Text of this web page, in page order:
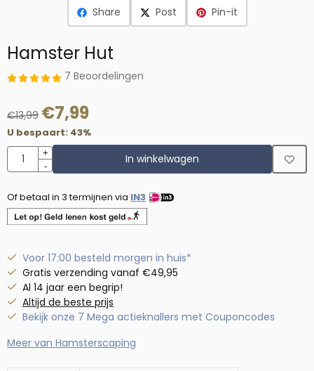
Share Post Pin-it
Hamster Hut
7 Beoordelingen
€13,99 €7,99
U bespaart: 43%
Aantal
+
-
In winkelwagen
Of betaal in 3 termijnen via IN3
Voor 17:00 besteld morgen in huis*
Gratis verzending vanaf €49,95
Al 14 jaar een begrip!
Altijd de beste prijs
Bekijk onze 7 Mega actieknallers met Couponcodes
Meer van Hamsterscaping